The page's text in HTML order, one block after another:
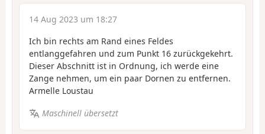
14 Aug 2023 um 18:27
Ich bin rechts am Rand eines Feldes
entlanggefahren und zum Punkt 16 zurückgekehrt.
Dieser Abschnitt ist in Ordnung, ich werde eine
Zange nehmen, um ein paar Dornen zu entfernen.
Armelle Loustau
Maschinell übersetzt